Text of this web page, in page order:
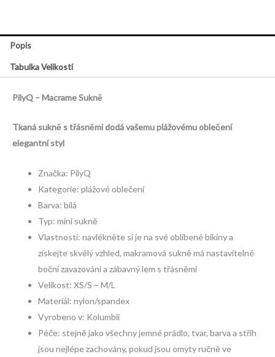
Popis
Tabulka Velikostí
PilyQ – Macrame Sukně
Tkaná sukně s třásněmi dodá vašemu plážovému oblečení
elegantní styl
Značka: PilyQ
Kategorie: plážové oblečení
Barva: bílá
Typ: mini sukně
Vlastnosti: navlékněte si je na své oblíbené bikiny a
získejte skvělý vzhled, makramová sukně má nastavitelné
boční zavazování a zábavný lem s třásněmi
Velikost: XS/S – M/L
Materiál: nylon/spandex
Vyrobeno v: Kolumbii
Péče: stejně jako všechny jemné prádlo, tvar, barva a střih
jsou nejlépe zachovány, pokud jsou omyty ručně ve